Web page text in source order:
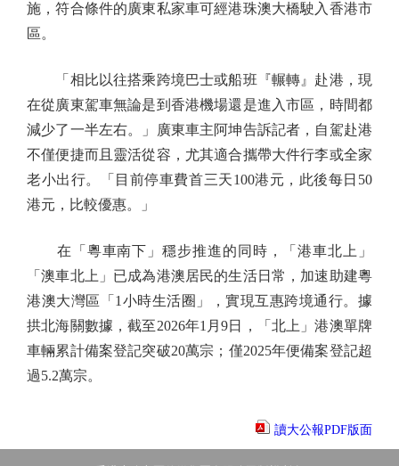
施，符合條件的廣東私家車可經港珠澳大橋駛入香港市
區。
「相比以往搭乘跨境巴士或船班『輾轉』赴港，現
在從廣東駕車無論是到香港機場還是進入市區，時間都
減少了一半左右。」廣東車主阿坤告訴記者，自駕赴港
不僅便捷而且靈活從容，尤其適合攜帶大件行李或全家
老小出行。「目前停車費首三天100港元，此後每日50
港元，比較優惠。」
在「粵車南下」穩步推進的同時，「港車北上」
「澳車北上」已成為港澳居民的生活日常，加速助建粵
港澳大灣區「1小時生活圈」，實現互惠跨境通行。據
拱北海關數據，截至2026年1月9日，「北上」港澳單牌
車輛累計備案登記突破20萬宗；僅2025年便備案登記超
過5.2萬宗。
讀大公報PDF版面